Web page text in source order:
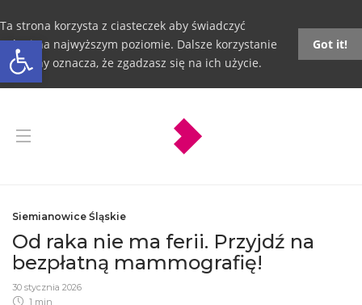
Otwórz pasek narzędzi
Ta strona korzysta z ciasteczek aby świadczyć
usługi na najwyższym poziomie. Dalsze korzystanie
ze strony oznacza, że zgadzasz się na ich użycie.
Got it!
Siemianowice Śląskie
Od raka nie ma ferii. Przyjdź na
bezpłatną mammografię!
30 stycznia 2026
1 min